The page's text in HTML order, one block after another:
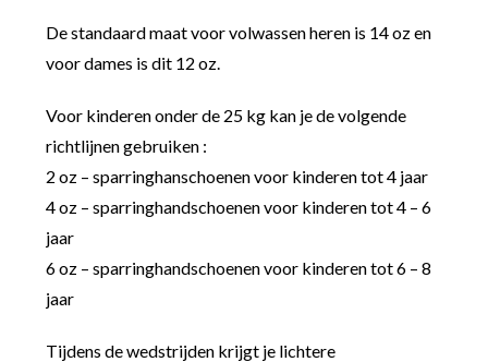
De standaard maat voor volwassen heren is 14 oz en
voor dames is dit 12 oz.
Voor kinderen onder de 25 kg kan je de volgende
richtlijnen gebruiken :
2 oz – sparringhanschoenen voor kinderen tot 4 jaar
4 oz – sparringhandschoenen voor kinderen tot 4 – 6
jaar
6 oz – sparringhandschoenen voor kinderen tot 6 – 8
jaar
Tijdens de wedstrijden krijgt je lichtere